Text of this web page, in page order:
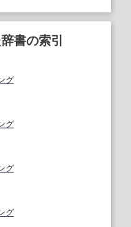
書の索引
グ
グ
グ
グ